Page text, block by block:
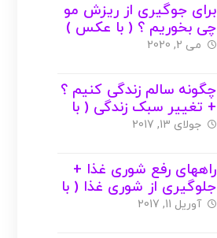
برای جوگیری از ریزش مو
چی بخوریم ؟ ( با عکس )
می 2, 2020
چگونه سالم زندگی کنیم ؟
+ تغییر سبک زندگی ( با
عکس )
جولای 13, 2017
راههای رفع شوری غذا +
جلوگیری از شوری غذا ( با
عکس )
آوریل 11, 2017